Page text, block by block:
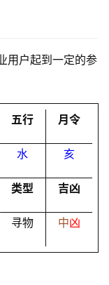
用户起到一定的参
五行 月令
水 亥
类型 吉凶
寻物 中凶